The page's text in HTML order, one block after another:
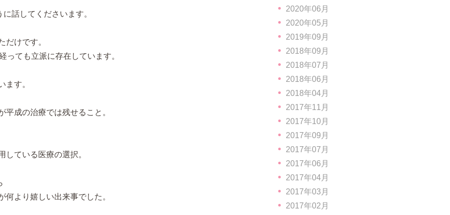
話してくださいます。
だけです。
っても立派に存在しています。
ます。
成の治療では残せること。
している医療の選択。
より嬉しい出来事でした。
2020年06月
2020年05月
2019年09月
2018年09月
2018年07月
2018年06月
2018年04月
2017年11月
2017年10月
2017年09月
2017年07月
2017年06月
2017年04月
2017年03月
2017年02月